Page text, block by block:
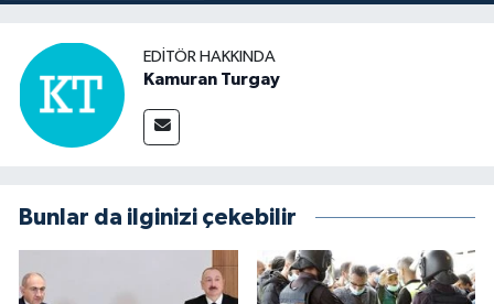
EDITÖR HAKKINDA
Kamuran Turgay
Bunlar da ilginizi çekebilir